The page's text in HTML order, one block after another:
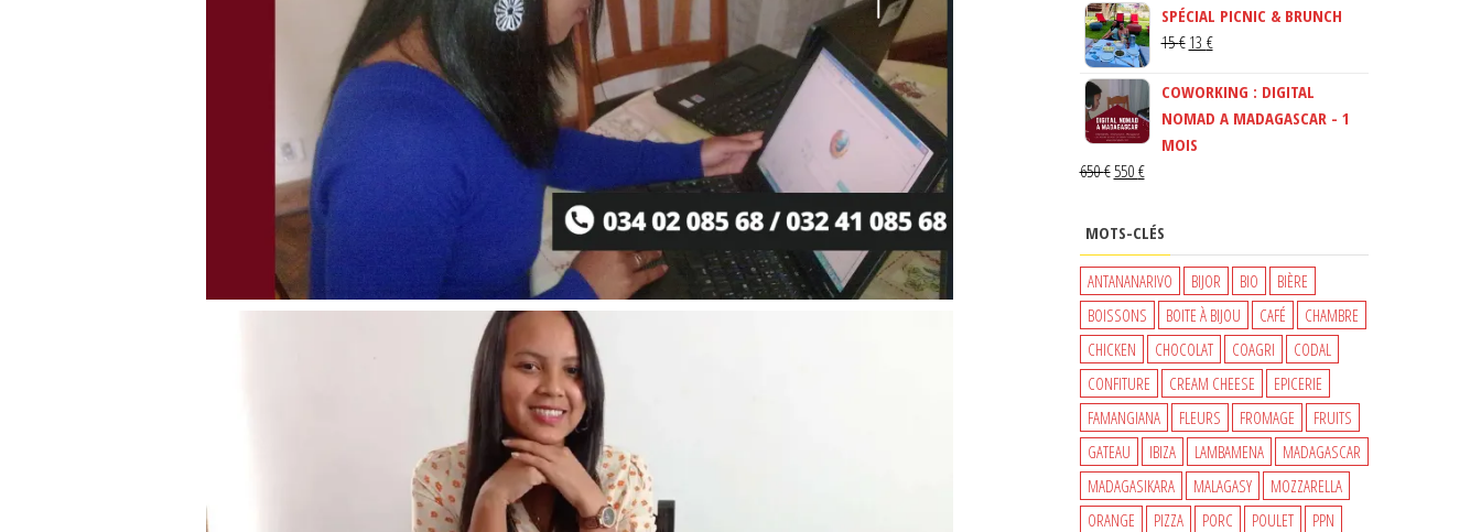
INITIAL
ÉTAIT :
ACTUEL
SPÉCIAL PICNIC & BRUNCH
15€ LE
INITIAL
ÉTAIT :
15 €.
13 €LE
ACTUEL
EST :
COWORKING : DIGITAL
NOMAD A MADAGASCAR - 1
MOIS
650€ LE
650 €.
550 €LE
ACTUEL
550 €.
MOTS-CLÉS
ANTANANARIVO BIJOR BIO
BIÈRE
BOISSONS
BOITE À BIJOU CAFÉ
CHAMBRE
CHICKEN
CHOCOLAT COAGRI
CODAL
CONFITURE
CREAM CHEESE
EPICERIE
FAMANGIANA
FLEURS FROMAGE
FRUITS
GATEAU
IBIZA LAMBAMENA
MADAGASCAR
MADAGASIKARA
MALAGASY
MOZZARELLA
ORANGE
PIZZA PORC POULET
PPN